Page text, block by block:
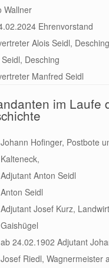
Wallner
Ehrenvorstand
Alois Seidl, Desching
Desching
Manfred Seidl
im Laufe
Johann Hofinger, Postbote
Kalteneck,
Adjutant Anton Seidl
Anton Seidl
Adjutant Josef Kurz,
Gaishügel
ab 24.02.1902 Adjutant
Josef Riedl, Wagnermeister